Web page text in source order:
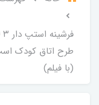
(با فیلم)